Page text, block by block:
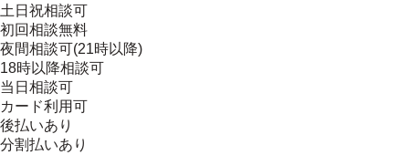
土日祝相談可
初回相談無料
夜間相談可(21時以降)
18時以降相談可
当日相談可
カード利用可
後払いあり
分割払いあり